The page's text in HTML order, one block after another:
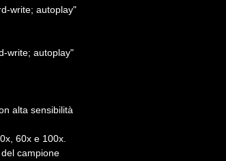
write; autoplay"
write; autoplay"
alta sensibilità
60x e 100x.
campione